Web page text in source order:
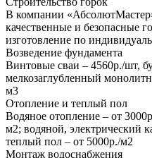
В компании
качественные и безопасные
изготовление по
Возведение фундамента
Винтовые сваи – 4560р./шт,
мелкозаглубленный
м3
Отопление и теплый пол
Водяное отопление – от
м2; водяной, электрический
теплый пол – от 5000р./м2
Монтаж водоснабжения